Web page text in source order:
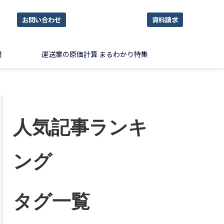
お問い合わせ 資料請求
運送業の原価計算 まるわかり特集
人気記事ランキ
ング
タグ一覧